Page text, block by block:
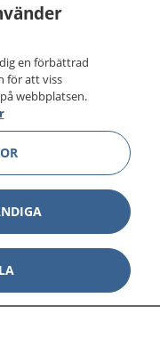
en förbättrad
för att viss
webbplatsen.